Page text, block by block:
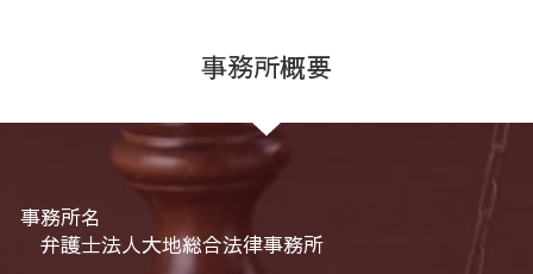
事務所概要
事務所名
弁護士法人大地総合法律事務所